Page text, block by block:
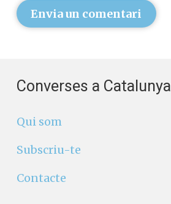
Envia un comentari
Converses a Catalunya
Qui som
Subscriu-te
Contacte